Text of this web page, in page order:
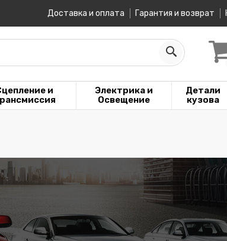
Доставка и оплата Гарантия и возврат
и
Электрика и
Освещение
Детали
кузова